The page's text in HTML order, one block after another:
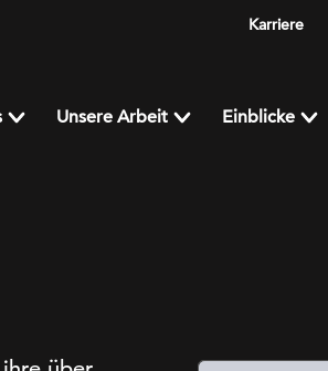
Karriere
Unsere Arbeit Einblicke